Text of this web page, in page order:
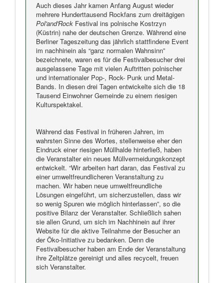
Auch dieses Jahr kamen Anfang August wieder
mehrere Hunderttausend Rockfans zum dreitägigen
Pol'and'RockFestival ins polnische Kostrzyn
(Küstrin) nahe der deutschen Grenze. Während eine
Berliner Tageszeitung das jährlich stattfindene Event
im nachhinein als “ganz normalen Wahnsinn”
bezeichnete, waren es für die Festivalbesucher drei
ausgelassene Tage mit vielen Auftritten polnischer
und internationaler Pop-, Rock- Punk und Metal-
Bands. In diesen drei Tagen entwickelte sich die 18
Tausend Einwohner Gemeinde zu einem riesigen
Kulturspektakel.
Während das Festival in früheren Jahren, im
wahrsten Sinne des Wortes, stellenweise eher den
Eindruck einer riesigen Müllhalde hinterließ, haben
die Veranstalter ein neues Müllvermeidungskonzept
entwickelt. “Wir arbeiten hart daran, das Festival zu
einer umweltfreundlicheren Veranstaltung zu
machen. Wir haben neue umweltfreundliche
Lösungen eingeführt, um sicherzustellen, dass wir
so wenig Spuren wie möglich hinterlassen”, so die
positive Bilanz der Veranstalter. Schließlich sahen
sie allen Grund, um sich im Nachhinein auf ihrer
Website für die aktive Teilnahme der Besucher an
der Öko-Initiative zu bedanken. Denn die
Festivalbesucher haben am Ende der Veranstaltung
ihre Zeltplätze gereinigt und alles recycelt, freuen
sich Veranstalter.